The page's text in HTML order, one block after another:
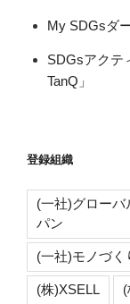
My SDGsダ
SDGsアクテ
TanQ」
登録組織
(一社)グロー
パン
(一社)モノづく
(株)XSELL